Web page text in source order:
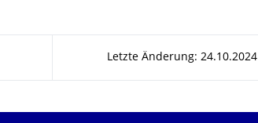
Letzte Änderung: 24.10.2024